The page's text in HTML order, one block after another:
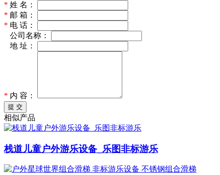
* 姓 名：
* 邮 箱：
* 电 话：
公司名称：
地 址：
* 内 容：
提 交
相似产品
栈道儿童户外游乐设备_乐图非标游乐